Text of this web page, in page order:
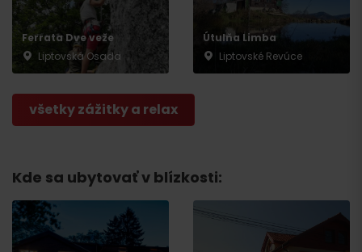
Ferrata Dve veže
Liptovská Osada
Útulňa Limba
Liptovské Revúce
všetky zážitky a relax
Kde sa ubytovať v blízkosti:
Odchod